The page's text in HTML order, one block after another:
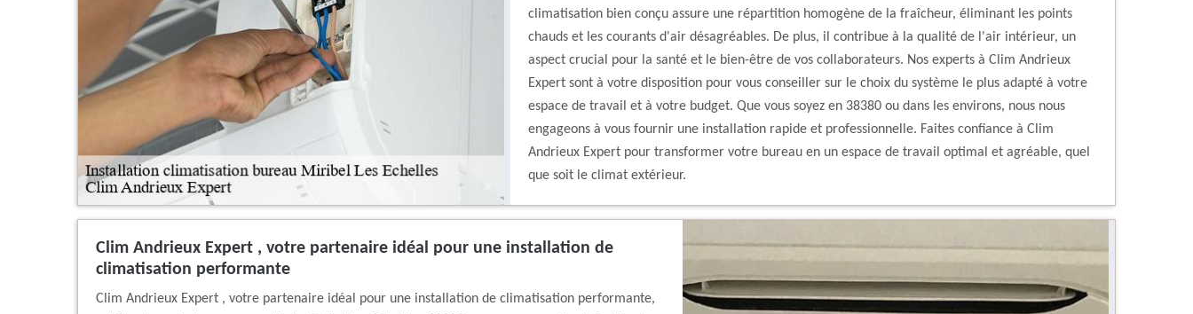
climatisation bien conçu assure une répartition homogène de la fraîcheur, éliminant les points
chauds et les courants d'air désagréables. De plus, il contribue à la qualité de l'air intérieur, un
aspect crucial pour la santé et le bien-être de vos collaborateurs. Nos experts à Clim Andrieux
Expert sont à votre disposition pour vous conseiller sur le choix du système le plus adapté à votre
espace de travail et à votre budget. Que vous soyez en 38380 ou dans les environs, nous nous
engageons à vous fournir une installation rapide et professionnelle. Faites confiance à Clim
Andrieux Expert pour transformer votre bureau en un espace de travail optimal et agréable, quel
que soit le climat extérieur.
Clim Andrieux Expert , votre partenaire idéal pour une installation de
climatisation performante
Clim Andrieux Expert , votre partenaire idéal pour une installation de climatisation performante,